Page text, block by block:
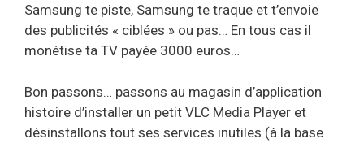
Samsung te piste, Samsung te traque et t’envoie
des publicités « ciblées » ou pas… En tous cas il
monétise ta TV payée 3000 euros…
Bon passons… passons au magasin d’application
histoire d’installer un petit VLC Media Player et
désinstallons tout ses services inutiles (à la base